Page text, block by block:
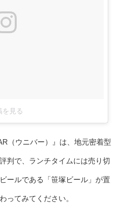
を見る
（ウニバー）』は、地元密着型
判で、ランチタイムには売り切
ールである「笹塚ビール」が置
ってみてください。